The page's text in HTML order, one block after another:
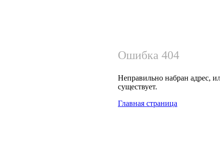
Ошибка 404
Неправильно набран адрес,
существует.
Главная страница